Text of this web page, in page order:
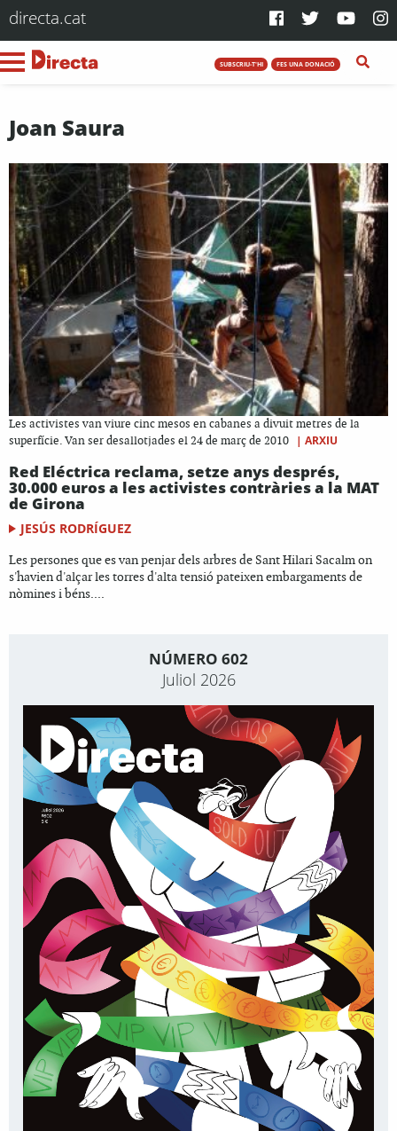
directa.cat
SUBSCRIU-T'HI FES UNA DONACIÓ
Joan Saura
Les activistes van viure cinc mesos en cabanes a divuit metres de la
superfície. Van ser desallotjades el 24 de març de 2010
| ARXIU
Red Eléctrica reclama, setze anys després,
30.000 euros a les activistes contràries a la MAT
de Girona
JESÚS RODRÍGUEZ
Les persones que es van penjar dels arbres de Sant Hilari Sacalm on
s'havien d'alçar les torres d'alta tensió pateixen embargaments de
nòmines i béns....
NÚMERO 602
Juliol 2026